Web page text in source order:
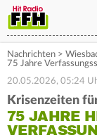
Nachrichten >
75 Jahre
20.05.2026, 05:24
Krisenzeiten
75 JAHRE